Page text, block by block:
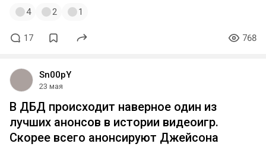
4 2 1
17 768
Sn00pY
23 мая
В ДБД происходит наверное один из
лучших анонсов в истории видеоигр.
Скорее всего анонсируют Джейсона